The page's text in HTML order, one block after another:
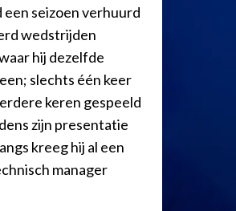
seizoen verhuurd
wedstrijden
hij dezelfde
slechts één keer
keren gespeeld
zijn presentatie
kreeg hij al een
manager